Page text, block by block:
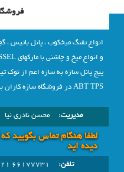
انواع تفنگ میخکوب ، پانل باتیس ،
ABT TPS در فروشگاه سازه کاران با قیمت مناسب به فروش می رسد.
مدیریت: محسن نادری نیا
لطفا هنگام تماس بگویید
دیده اید
تلفن:
66177731 21 98+